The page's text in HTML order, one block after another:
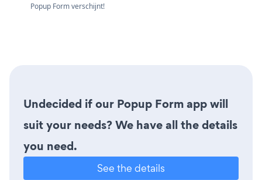
Popup Form verschijnt!
Undecided if our Popup Form app will
suit your needs? We have all the details
you need.
See the details